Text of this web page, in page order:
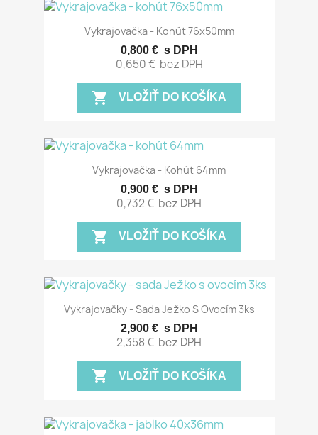
Vykrajovačka - Kohút 76x50mm
0,800 € s DPH
0,650 € bez DPH
shopping_cart VLOŽIŤ DO KOŠÍKA
Vykrajovačka - Kohút 64mm
0,900 € s DPH
0,732 € bez DPH
shopping_cart VLOŽIŤ DO KOŠÍKA
Vykrajovačky - Sada Ježko S Ovocím 3ks
2,900 € s DPH
2,358 € bez DPH
shopping_cart VLOŽIŤ DO KOŠÍKA